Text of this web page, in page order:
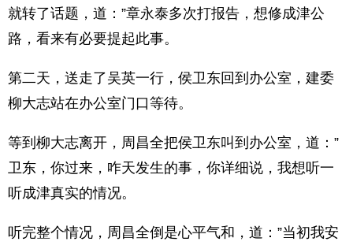
就转了话题，道：”章永泰多次打报告，想修成津公
路，看来有必要提起此事。
第二天，送走了吴英一行，侯卫东回到办公室，建委
柳大志站在办公室门口等待。
等到柳大志离开，周昌全把侯卫东叫到办公室，道：”
卫东，你过来，咋天发生的事，你详细说，我想听一
听成津真实的情况。
听完整个情况，周昌全倒是心平气和，道：”当初我安